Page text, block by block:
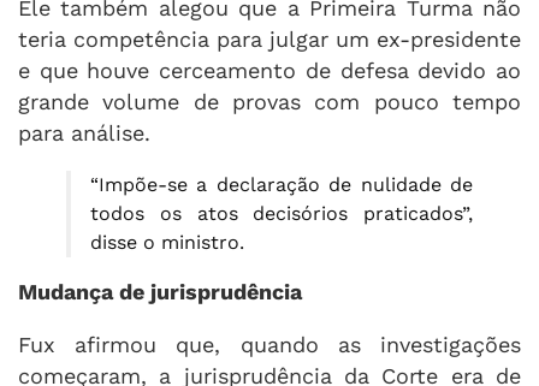
Ele também alegou que a Primeira Turma não
teria competência para julgar um ex-presidente
e que houve cerceamento de defesa devido ao
grande volume de provas com pouco tempo
para análise.
“Impõe-se a declaração de nulidade de
todos os atos decisórios praticados”,
disse o ministro.
Mudança de jurisprudência
Fux afirmou que, quando as investigações
começaram, a jurisprudência da Corte era de